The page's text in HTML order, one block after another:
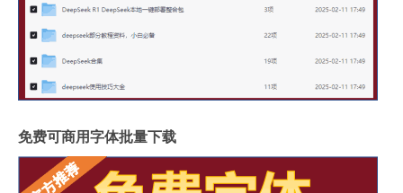
免费可商用字体批量下载